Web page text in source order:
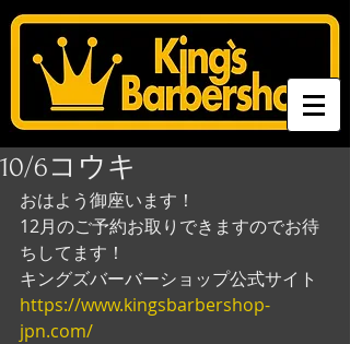
10/6コウキ
おはよう御座います！
12月のご予約お取りできますのでお待
ちしてます！
キングズバーバーショップ公式サイト
https://www.kingsbarbershop-
jpn.com/